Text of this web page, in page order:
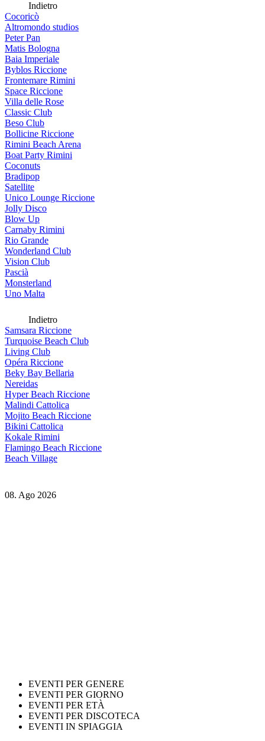
Indietro
Cocoricò
Altromondo studios
Peter Pan
Matis Bologna
Baia Imperiale
Byblos Riccione
Frontemare Rimini
Space Riccione
Villa delle Rose
Classic Club
Beso Club
Bollicine Riccione
Rimini Beach Arena
Boat Party Rimini
Coconuts
Bradipop
Satellite
Unico Lounge Riccione
Jolly Disco
Blow Up
Carnaby Rimini
Rio Grande
Wonderland Club
Vision Club
Pascià
Monsterland
Uno Malta
Indietro
Samsara Riccione
Turquoise Beach Club
Living Club
Opéra Riccione
Beky Bay Bellaria
Nereidas
Hyper Beach Riccione
Malindi Cattolica
Mojito Beach Riccione
Bikini Cattolica
Kokale Rimini
Flamingo Beach Riccione
Beach Village
08. Ago 2026
EVENTI PER GENERE
EVENTI PER GIORNO
EVENTI PER ETÀ
EVENTI PER DISCOTECA
EVENTI IN SPIAGGIA